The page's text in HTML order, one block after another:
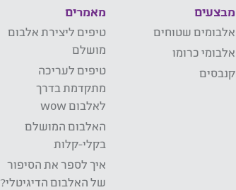
מבצעים
אלבומים שטוחים
אלבומי כרומו
קנבסים
מאמרים
טיפים ליצירת אלבום
מושלם
טיפים לעריכה
מתקדמת בדרך
לאלבום wow
האלבום המושלם
בקלי-קלות
איך לספר את הסיפור
של האלבום הדיגיטלי?